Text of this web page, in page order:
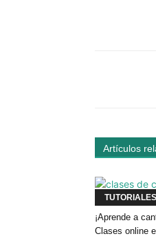
Artículos
TUTORIALES
¡Aprende a
Clases online